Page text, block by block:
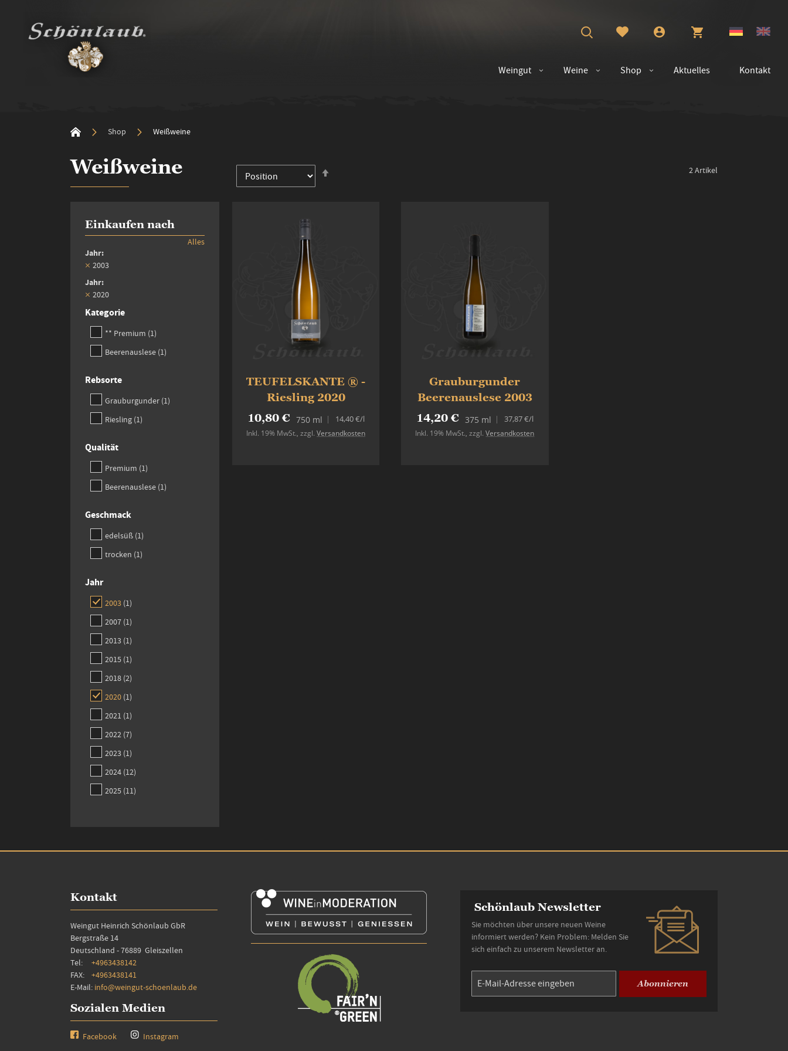
Weine Shop Aktuelles
Weingut Kontakt
Shop Weißweine
Weißweine 2Artikel
TEUFELSKANTE ® -
Riesling 2020
10,80 € 750 ml
Inkl. 19% MwSt.,zzgl.Versandkosten
14,40 €/l
Grauburgunder
Beerenauslese 2003
14,20 € 375 ml
Inkl. 19% MwSt.,zzgl.Versandkosten
37,87 €/l
Einkaufen nach
Jahr
2003
Jahr
2020
Alles
Kategorie
** Premium 1item
Beerenauslese 1item
Rebsorte
Grauburgunder 1item
Riesling 1item
Qualität
Premium 1item
Beerenauslese 1item
Geschmack
edelsüß 1item
trocken 1item
Jahr
2003 1item
2007 1item
2013 1item
2015 1item
2018 2items
2020 1item
2021 1item
2022 7items
2023 1item
2024 12items
2025 11items
Kontakt
Weingut Heinrich Schönlaub GbR
Bergstraße 14
Deutschland - 76889 Gleiszellen
Tel: +4963438142
FAX: +4963438141
E-Mail: info@weingut-schoenlaub.de
Sozialen Medien
Facebook Instagram
Schönlaub Newsletter
Sie möchten über unsere neuen Weine
informiert werden? Kein Problem: Melden Sie
sich einfach zu unserem Newsletter an.
Abonnieren